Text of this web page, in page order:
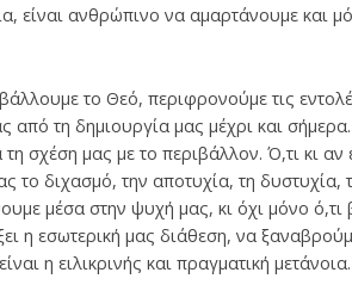
είναι ανθρώπινο να αμαρτάνουμε και
το Θεό, περιφρονούμε τις
από τη δημιουργία μας μέχρι και
σχέση μας με το περιβάλλον. Ό,τι κι αν
το διχασμό, την αποτυχία, τη δυστυχία,
μέσα στην ψυχή μας, κι όχι μόνο ό,τι
η εσωτερική μας διάθεση, να
η ειλικρινής και πραγματική μετάνοια.